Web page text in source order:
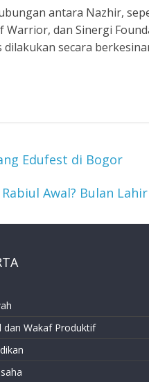
antara Nazhir,
Warrior, dan Sinergi
secara
Edufest di Bogor
Awal? Bulan
dan Wakaf Produktif